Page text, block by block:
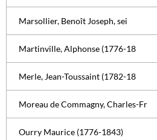
Marsollier, Benoît Joseph, sei
Martinville, Alphonse (1776-18
Merle, Jean-Toussaint (1782-18
Moreau de Commagny, Charles-Fr
Ourry Maurice (1776-1843)